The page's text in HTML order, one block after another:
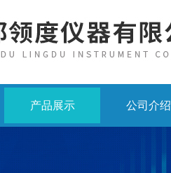
产品展示 公司介绍